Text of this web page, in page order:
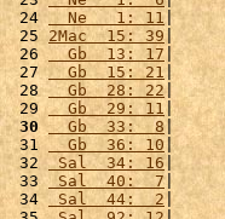
24
  Ne   1: 11
|
25 2Mac  15: 39|
26
  Gb  13: 17
|
27
  Gb  15: 21
28
  Gb  28: 22
29
  Gb  29: 11
|
30
  Gb  33:  8
|
31
  Gb  36: 10
|
32 Sal  34: 16
33
Sal  40:  7
34
Sal  44:  2|